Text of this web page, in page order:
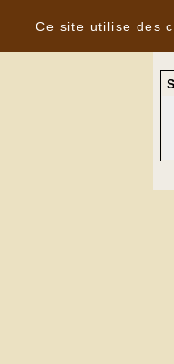
Ce site utilise des